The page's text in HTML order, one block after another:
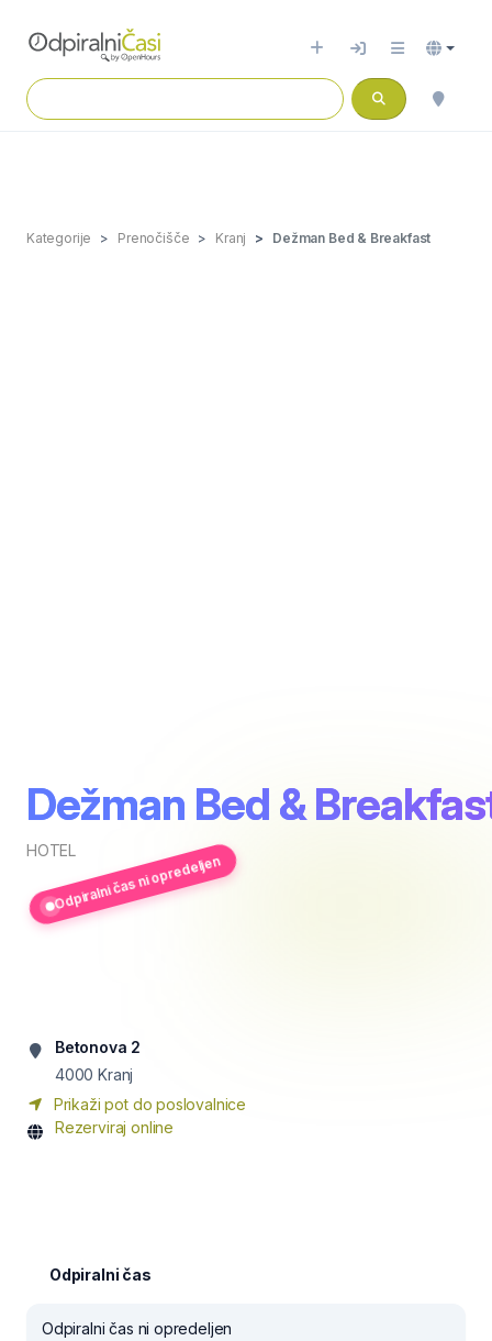
Kategorije Prenočišče Kranj Dežman Bed & Breakfast
Dežman Bed &
HOTEL
Odpiralni čas ni opredeljen
Betonova 2
4000 Kranj
Prikaži pot do poslovalnice
Rezerviraj online
Odpiralni čas
Odpiralni čas ni opredeljen